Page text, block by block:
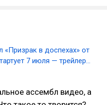
«Призрак в доспехах» от
7 июля — трейлер и
ассембл видео, а